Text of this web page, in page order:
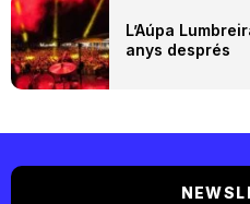
L’Aúpa
anys després